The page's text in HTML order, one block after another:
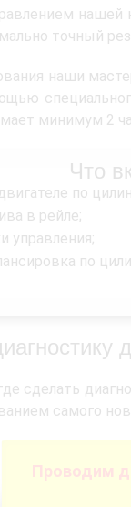
нашей
точный
наши
минимум 2
Что
по
в рейле;
управления;
по
сделать
самого
Проводим